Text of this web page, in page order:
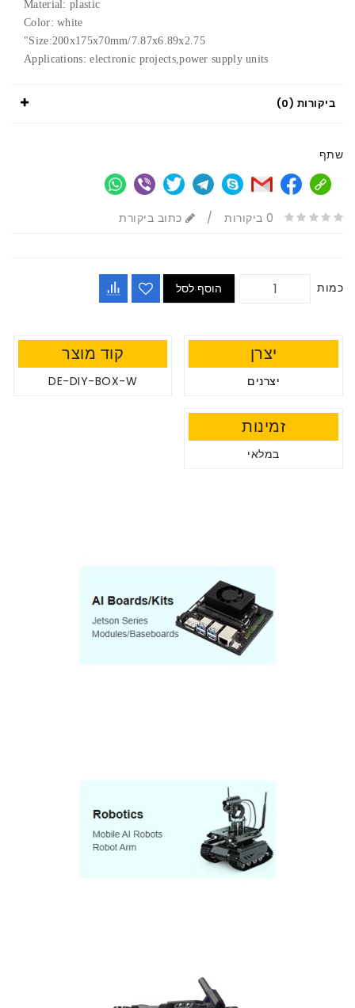
Material: plastic
Color: white
Size:200x175x70mm/7.87x6.89x2.75"
Applications: electronic projects,power supply units
ביקורות (0)
שתף
0 ביקורות / כתוב ביקורת
כמות הוסף לסל
יצרן
יצרנים
קוד מוצר
DE-DIY-BOX-W
זמינות
במלאי